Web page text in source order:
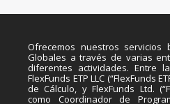
Ofrecemos nuestros servicios
Globales a través de varias
diferentes actividades. Entre
FlexFunds ETP LLC (“FlexFunds
de Cálculo, y FlexFunds Ltd.
como Coordinador de